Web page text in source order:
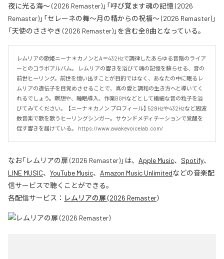
夜に光る海〜 (2026 Remaster)」「呼び覚ます魂の記憶 (2026
Remaster)」「セレーネの舞〜月の精からの祝福〜 (2026 Remaster)」
「天使のささやき (2026 Remaster)」を含む全8曲となっている。
レムリアの歌姫ニーナ＊カノンとA＝432Hzで調律したあらゆる音階のライア
ーとのコラボアルバム。 レムリアの響きを浴びて魂の記憶を蘇らせる、音の
前世ヒーリング。前世を憶い出すことが目的ではなく、あなたの中に眠るレ
ムリアの遺伝子を目覚めさせることで、真の愛と調和の生き方へと導いてく
れるでしょう。瞑想や、睡眠導入、作業BGMなどとして繊細な音の粒子を浴
びてみてください。  【ニーナ＊カノン プロフィール】 528Hzや432Hzなど周波
数音楽で歌を歌うヒーリングシンガー。サウンドメディテーションで覚醒を
促す響きを届けている。 https://www.awakevoicelab.com/
なお「レムリアの扉 (2026 Remaster)」は、 Apple Music、 Spotify、
LINE MUSIC、 YouTube Music、 Amazon Music Unlimitedなどの音楽配
信サービスで聴くことができる。
各配信サービス： レムリアの扉 (2026 Remaster)